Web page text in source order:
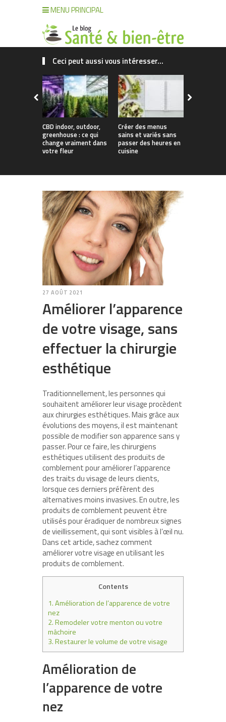
MENU PRINCIPAL
Ceci peut aussi vous intéresser...
CBD indoor, outdoor,
greenhouse : ce qui
change vraiment dans
votre fleur
Créer des menus
sains et variés sans
passer des heures en
cuisine
27 AOÛT 2021
Améliorer l’apparence
de votre visage, sans
effectuer la chirurgie
esthétique
Traditionnellement, les personnes qui
souhaitent améliorer leur visage procèdent
aux chirurgies esthétiques. Mais grâce aux
évolutions des moyens, il est maintenant
possible de modifier son apparence sans y
passer. Pour ce faire, les chirurgiens
esthétiques utilisent des produits de
comblement pour améliorer l’apparence
des traits du visage de leurs clients,
lorsque ces derniers préfèrent des
alternatives moins invasives. En outre, les
produits de comblement peuvent être
utilisés pour éradiquer de nombreux signes
de vieillissement, qui sont visibles à l’œil nu.
Dans cet article, sachez comment
améliorer votre visage en utilisant les
produits de comblement.
Contents
1.Amélioration de l’apparence de votre
nez
2.Remodeler votre menton ou votre
mâchoire
3.Restaurer le volume de votre visage
Amélioration de
l’apparence de votre
nez